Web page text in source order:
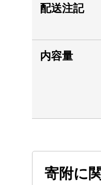
配送注記
内容量
寄附に